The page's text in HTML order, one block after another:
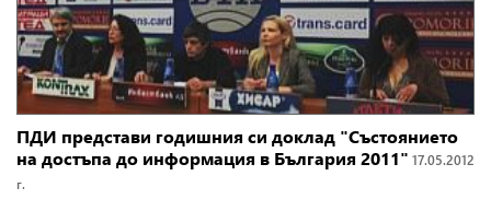
ПДИ представи годишния си доклад "Състоянието
на достъпа до информация в България 2011" 17.05.2012
г.